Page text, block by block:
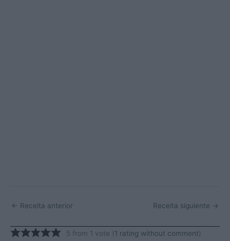
← Receita anterior Receita siguiente →
5 from 1 vote (1 rating without comment)